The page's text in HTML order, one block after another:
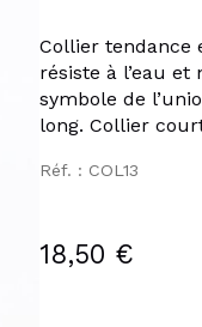
Collier tendance
résiste à l’eau
symbole de
long. Collier
Réf. : COL13
18,50 €